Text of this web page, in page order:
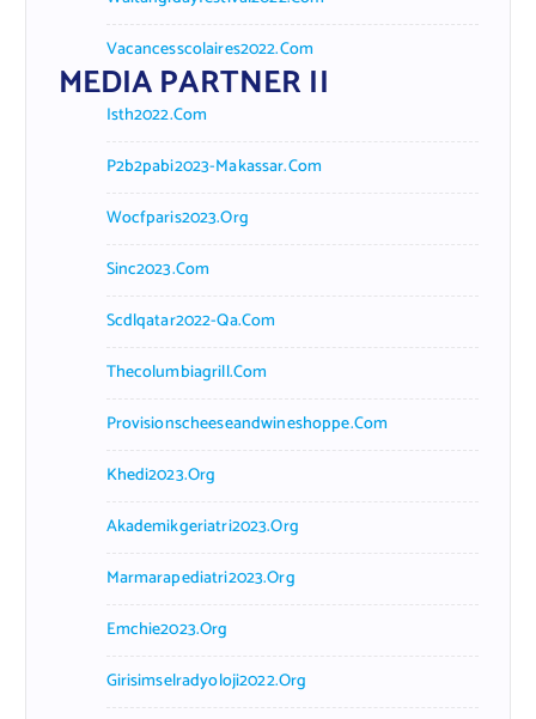
Vacancesscolaires2022.com
MEDIA PARTNER II
Isth2022.com
P2b2pabi2023-Makassar.com
Wocfparis2023.org
Sinc2023.com
Scdlqatar2022-Qa.com
Thecolumbiagrill.com
Provisionscheeseandwineshoppe.com
Khedi2023.org
Akademikgeriatri2023.org
Marmarapediatri2023.org
Emchie2023.org
Girisimselradyoloji2022.org